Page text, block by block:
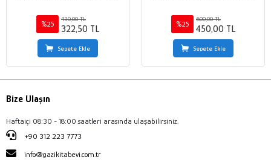
%25
430,00 TL
322,50 TL
Sepete Ekle
%25
600,00 TL
450,00 TL
Sepete Ekle
Bize Ulaşın
Haftaiçi 08:30 - 18:00 saatleri arasında ulaşabilirsiniz.
+90 312 223 7773
info@gazikitabevi.com.tr